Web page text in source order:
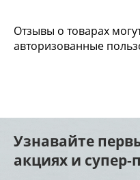
Отзывы о товарах
авторизованные
Узнавайте
акциях и